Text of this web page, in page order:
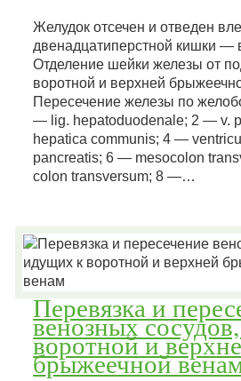
Желудок отсечен и отведен
двенадцатиперстной кишки —
Отделение шейки железы от
воротной и верхней
Пересечение железы по
— lig. hepatoduodenale; 2 — v.
hepatica communis; 4 —
pancreatis; 6 — mesocolon
colon transversum; 8 —…
Перевязка и
венозных
воротной и
брыжеечной